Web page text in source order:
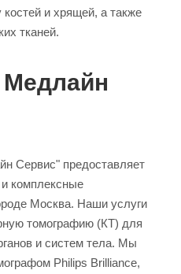
костей и хрящей, а также
тканей.
Медлайн
Сервис" предоставляет
комплексные
Москва. Наши услуги
томографию (КТ) для
и систем тела. Мы
Philips Brilliance,